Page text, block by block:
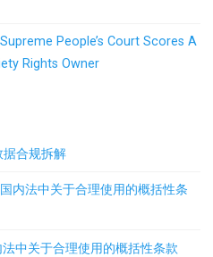
People’s Court Scores A
Rights Owner
据合规拆解
内法中关于合理使用的概括性条
中关于合理使用的概括性条款